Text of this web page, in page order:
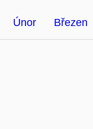
Únor Březen